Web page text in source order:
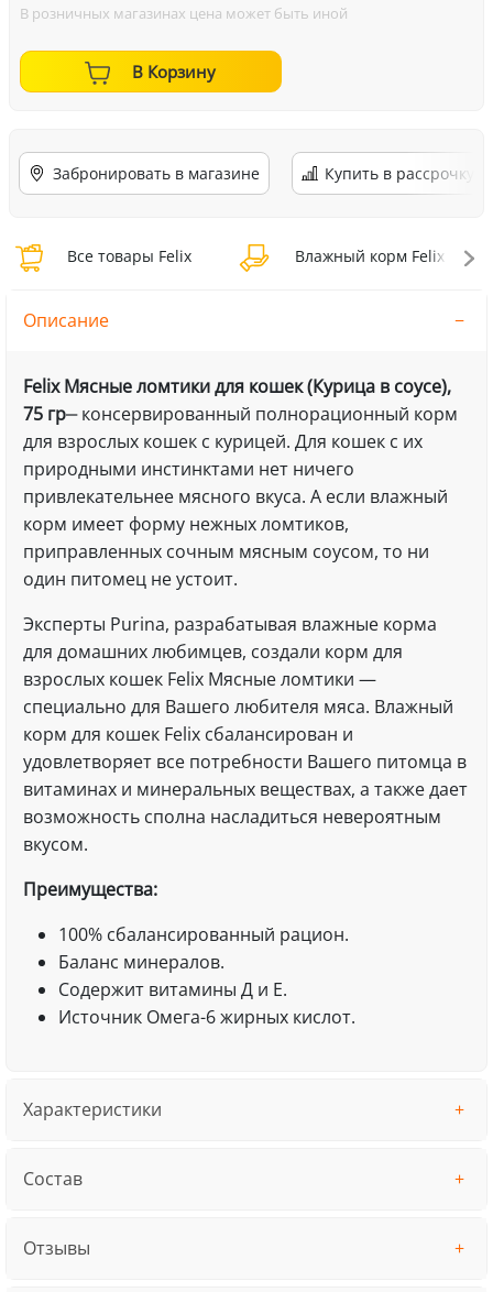
В розничных магазинах цена может быть иной
В Корзину
Забронировать в магазине Купить в рассрочку
Все товары Felix Влажный корм Felix
Описание
Felix Мясные ломтики для кошек (Курица в соусе),
75 гр‒ консервированный полнорационный корм
для взрослых кошек с курицей. Для кошек с их
природными инстинктами нет ничего
привлекательнее мясного вкуса. А если влажный
корм имеет форму нежных ломтиков,
приправленных сочным мясным соусом, то ни
один питомец не устоит.
Эксперты Purina, разрабатывая влажные корма
для домашних любимцев, создали корм для
взрослых кошек Felix Мясные ломтики —
специально для Вашего любителя мяса. Влажный
корм для кошек Felix сбалансирован и
удовлетворяет все потребности Вашего питомца в
витаминах и минеральных веществах, а также дает
возможность сполна насладиться невероятным
вкусом.
Преимущества:
100% сбалансированный рацион.
Баланс минералов.
Содержит витамины Д и Е.
Источник Омега-6 жирных кислот.
Характеристики
Состав
Отзывы